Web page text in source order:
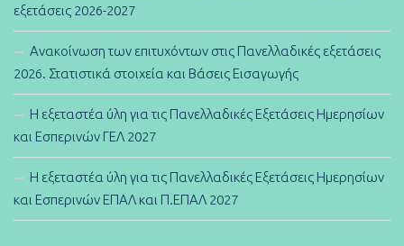
εξετάσεις 2026-2027
Ανακοίνωση των επιτυχόντων στις Πανελλαδικές εξετάσεις
2026. Στατιστικά στοιχεία και Βάσεις Εισαγωγής
Η εξεταστέα ύλη για τις Πανελλαδικές Εξετάσεις Ημερησίων
και Εσπερινών ΓΕΛ 2027
Η εξεταστέα ύλη για τις Πανελλαδικές Εξετάσεις Ημερησίων
και Εσπερινών ΕΠΑΛ και Π.ΕΠΑΛ 2027